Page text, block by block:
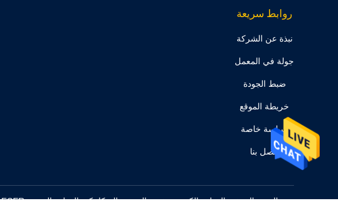
روابط سريعة
نبذة عن الشركة
جولة في المعمل
ضبط الجودة
خريطة الموقع
سياسة خاصة
اتصل بنا
الصين التشفير الدوارة الكهروضوئية ، التشفير الميكانيكية الدوارةالمزود. Copyright © 2018 - 2025 Shanghai Hengxiang Optical Electronic Co., Ltd.. All Rights Reserved. Developed byECER